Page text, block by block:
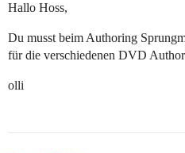
Hallo Hoss,
Du musst beim Authoring
für die verschiedenen DVD
olli